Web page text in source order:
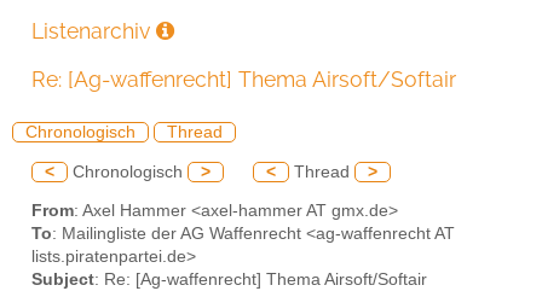
Listenarchiv
Re: [Ag-waffenrecht] Thema Airsoft/Softair
Chronologisch Thread
< Chronologisch > < Thread >
From: Axel Hammer <axel-hammer AT gmx.de>
To: Mailingliste der AG Waffenrecht <ag-waffenrecht AT
lists.piratenpartei.de>
Subject: Re: [Ag-waffenrecht] Thema Airsoft/Softair